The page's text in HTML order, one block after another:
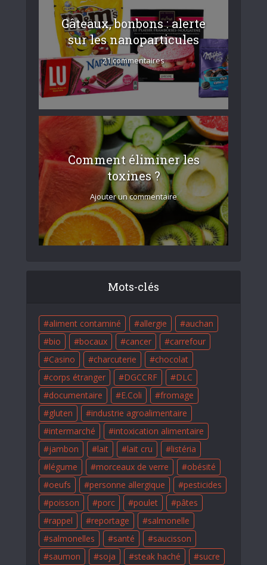
Gâteaux, bonbons : alerte
sur les nanoparticules
21 commentaires
Comment éliminer les
toxines ?
Ajouter un commentaire
Mots-clés
aliment contaminé allergie
auchan
bio
bocaux cancer
carrefour
Casino
charcuterie
chocolat
corps étranger
DGCCRF
DLC
documentaire
E.Coli
fromage
gluten
industrie agroalimentaire
intermarché
intoxication alimentaire
jambon
lait lait cru
listéria
légume
morceaux de verre
obésité
oeufs
personne allergique
pesticides
poisson
porc poulet
pâtes
rappel
reportage
salmonelle
salmonelles
santé
saucisson
saumon
soja steak haché sucre